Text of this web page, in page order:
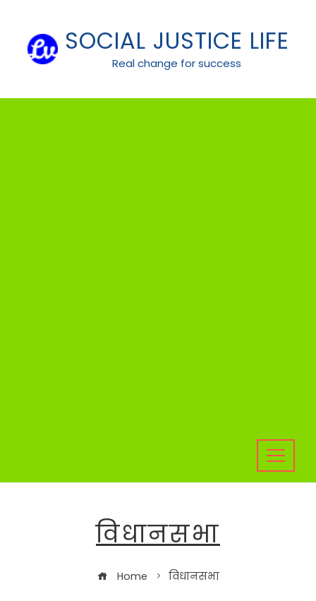
content
SOCIAL JUSTICE LIFE
Real change for success
विधानसभा
Home विधानसभा